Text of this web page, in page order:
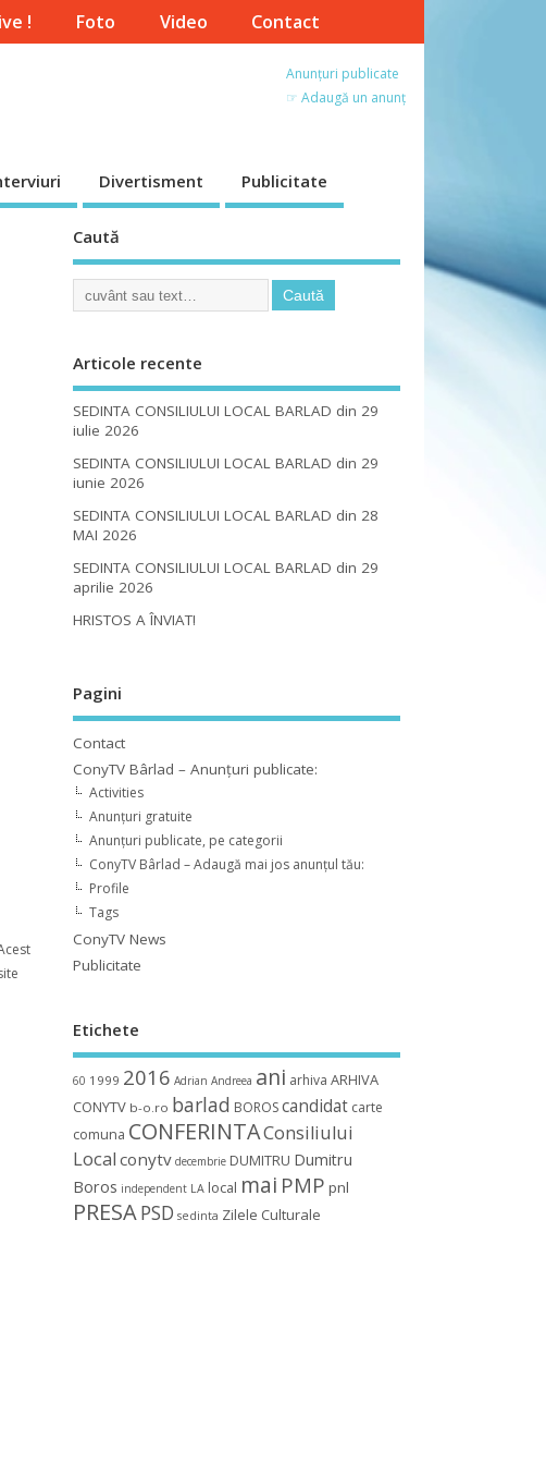
! Foto Video Contact
Anunțuri publicate
☞ Adaugă un anunț
Divertisment Publicitate
Caută
Articole recente
SEDINTA CONSILIULUI LOCAL BARLAD din 29
iulie 2026
SEDINTA CONSILIULUI LOCAL BARLAD din 29
iunie 2026
SEDINTA CONSILIULUI LOCAL BARLAD din 28
MAI 2026
SEDINTA CONSILIULUI LOCAL BARLAD din 29
aprilie 2026
HRISTOS A ÎNVIAT!
Pagini
Contact
ConyTV Bârlad – Anunțuri publicate:
Activities
Anunțuri gratuite
Anunțuri publicate, pe categorii
ConyTV Bârlad – Adaugă mai jos anunțul tău:
Profile
Tags
ConyTV News
Publicitate
Etichete
60 1999 2016 Adrian Andreea ani arhiva ARHIVA
CONYTV b-o.ro barlad BOROS candidat carte
comuna CONFERINTAConsiliului
Local conytv decembrie DUMITRU Dumitru
Boros independent LA local mai PMP pnl
PRESAPSD sedinta Zilele Culturale